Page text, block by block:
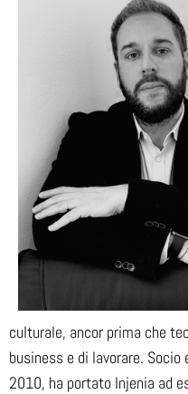
culturale, ancor prima che
business e di lavorare.
2010, ha portato Injenia ad